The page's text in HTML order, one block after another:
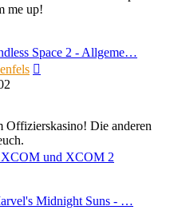
me up!
Space 2 - Allgeme…
Offizierskasino! Die anderen
und XCOM 2
Midnight Suns - …